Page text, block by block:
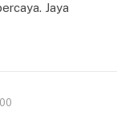
Jaya